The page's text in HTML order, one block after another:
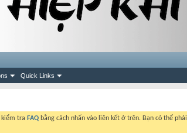
Quick Links
kiểm tra FAQ bằng cách nhấn vào liên kết ở trên. Bạn có thể phải